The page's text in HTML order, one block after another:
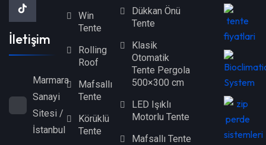
İletişim
Marmara
Sanayi
Sitesi /
İstanbul
Win
Tente
Rolling
Roof
Mafsallı
Tente
Körüklü
Tente
Dükkan Önü
Tente
Klasik
Otomatik
Tente Pergola
500×300 cm
LED Işıklı
Motorlu Tente
Mafsallı Tente